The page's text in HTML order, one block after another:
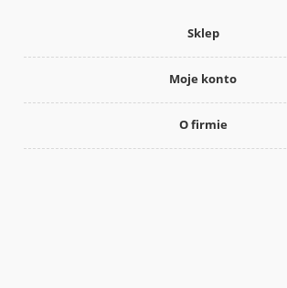
Sklep
Moje konto
O firmie